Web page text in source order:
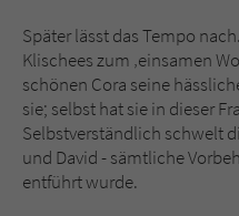
Später lässt das Tempo
Klischees zum ‚einsamen
schönen Cora seine
sie; selbst hat sie in dieser
Selbstverständlich schwelt
und David - sämtliche
entführt wurde.